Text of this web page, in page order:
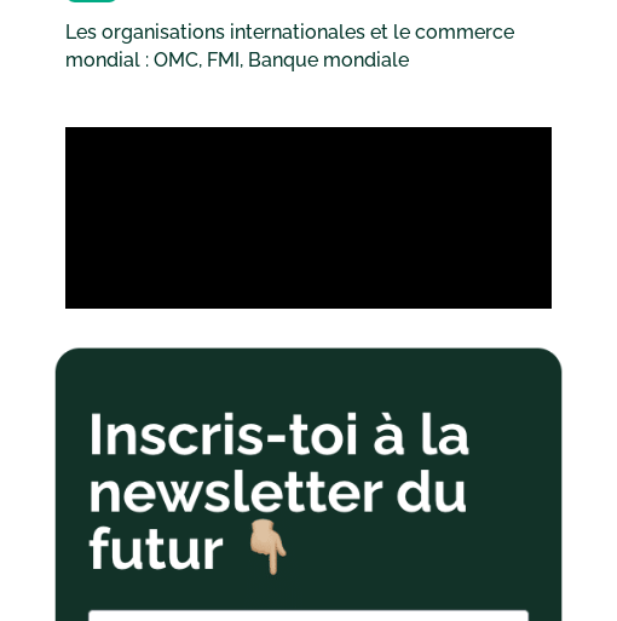
Les organisations internationales et le commerce
mondial : OMC, FMI, Banque mondiale